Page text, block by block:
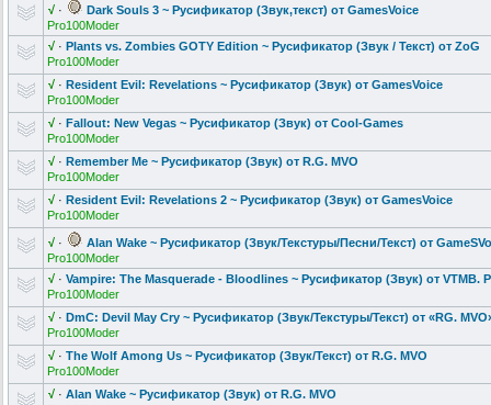
√ · Dark Souls 3 ~ Русификатор (Звук,текст) от GamesVoice
Pro100Moder
√ · Plants vs. Zombies GOTY Edition ~ Русификатор (Звук / Текст) от ZoG
Pro100Moder
√ · Resident Evil: Revelations ~ Русификатор (Звук) от GamesVoice
Pro100Moder
√ · Fallout: New Vegas ~ Русификатор (Звук) от Cool-Games
Pro100Moder
√ · Remember Me ~ Русификатор (Звук) от R.G. MVO
Pro100Moder
√ · Resident Evil: Revelations 2 ~ Русификатор (Звук) от GamesVoice
Pro100Moder
√ · Alan Wake ~ Русификатор (Звук/Текстуры/Песни/Текст) от
Pro100Moder
√ · Vampire: The Masquerade - Bloodlines ~ Русификатор (Звук) от VTMB.
Pro100Moder
√ · DmC: Devil May Cry ~ Русификатор (Звук/Текстуры/Текст) от «RG.
Pro100Moder
√ · The Wolf Among Us ~ Русификатор (Звук/Текст) от R.G. MVO
Pro100Moder
√ · Alan Wake ~ Русификатор (Звук) от R.G. MVO